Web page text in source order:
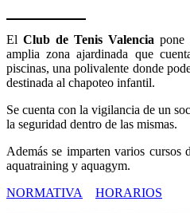
El Club de Tenis Valencia pone
amplia zona ajardinada que
piscinas, una polivalente donde
destinada al chapoteo infantil.
Se cuenta con la vigilancia de un
la seguridad dentro de las mismas.
Además se imparten varios cursos
aquatraining y aquagym.
NORMATIVA
HORARIOS